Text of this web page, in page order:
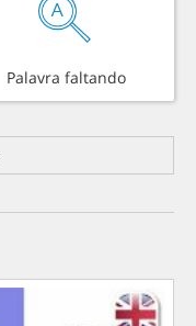
Palavra faltando